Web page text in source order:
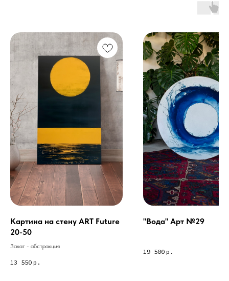
Картина на стену ART Future
20-50
Закат - абстракция
13 550 р.
"Вода" Арт №29
19 500 р.
Москва - производство картин
на холсте ( Москва,
Полимерная дом 8 \ ПН-ПТ 9-
Сочи - Производство дверей и
мебели (Доставка по РФ )
Связь с нами:
Из-за большого количества
спама предпочитаем общение
через мессенджеры. Главный
канал — Max Напишите нам, и
мы оперативно ответим.
ridsloft@gmail.com
+7 958 581 3200
Яндекс отзывы